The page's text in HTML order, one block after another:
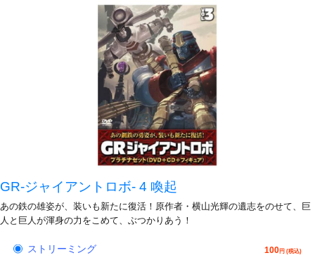
GR-ジャイアントロボ- 4 喚起
あの鉄の雄姿が、装いも新たに復活！原作者・横山光輝の遺志をのせて、巨
人と巨人が渾身の力をこめて、ぶつかりあう！
ストリーミング 100円 (税込)